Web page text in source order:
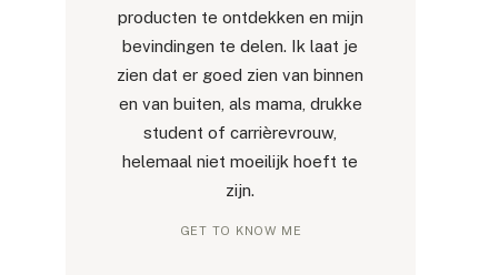
producten te ontdekken en mijn
bevindingen te delen. Ik laat je
zien dat er goed zien van binnen
en van buiten, als mama, drukke
student of carrièrevrouw,
helemaal niet moeilijk hoeft te
zijn.
GET TO KNOW ME